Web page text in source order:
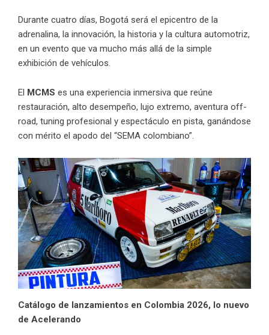
Durante cuatro días, Bogotá será el epicentro de la
adrenalina, la innovación, la historia y la cultura automotriz,
en un evento que va mucho más allá de la simple
exhibición de vehículos.
El MCMS es una experiencia inmersiva que reúne
restauración, alto desempeño, lujo extremo, aventura off-
road, tuning profesional y espectáculo en pista, ganándose
con mérito el apodo del “SEMA colombiano”.
Catálogo de lanzamientos en Colombia 2026, lo nuevo
de Acelerando